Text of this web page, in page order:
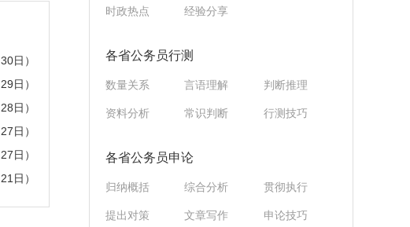
日）
日）
日）
日）
日）
日）
时政热点 经验分享
各省公务员行测
数量关系 言语理解 判断推理
资料分析 常识判断 行测技巧
各省公务员申论
归纳概括 综合分析 贯彻执行
提出对策 文章写作 申论技巧